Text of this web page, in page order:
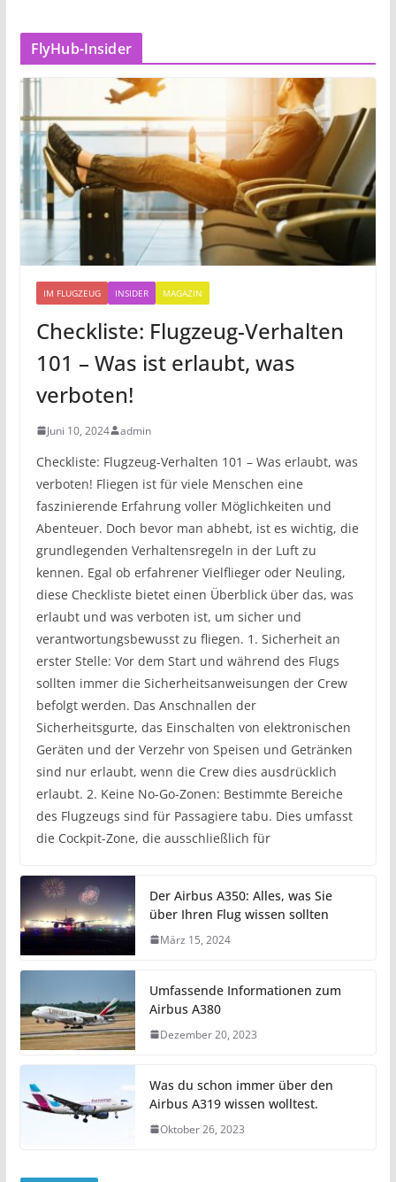
FlyHub-Insider
IM FLUGZEUG INSIDER MAGAZIN
Checkliste: Flugzeug-Verhalten
101 – Was ist erlaubt, was
verboten!
Juni 10, 2024 admin
Checkliste: Flugzeug-Verhalten 101 – Was erlaubt, was
verboten! Fliegen ist für viele Menschen eine
faszinierende Erfahrung voller Möglichkeiten und
Abenteuer. Doch bevor man abhebt, ist es wichtig, die
grundlegenden Verhaltensregeln in der Luft zu
kennen. Egal ob erfahrener Vielflieger oder Neuling,
diese Checkliste bietet einen Überblick über das, was
erlaubt und was verboten ist, um sicher und
verantwortungsbewusst zu fliegen. 1. Sicherheit an
erster Stelle: Vor dem Start und während des Flugs
sollten immer die Sicherheitsanweisungen der Crew
befolgt werden. Das Anschnallen der
Sicherheitsgurte, das Einschalten von elektronischen
Geräten und der Verzehr von Speisen und Getränken
sind nur erlaubt, wenn die Crew dies ausdrücklich
erlaubt. 2. Keine No-Go-Zonen: Bestimmte Bereiche
des Flugzeugs sind für Passagiere tabu. Dies umfasst
die Cockpit-Zone, die ausschließlich für
Der Airbus A350: Alles, was Sie
über Ihren Flug wissen sollten
März 15, 2024
Umfassende Informationen zum
Airbus A380
Dezember 20, 2023
Was du schon immer über den
Airbus A319 wissen wolltest.
Oktober 26, 2023